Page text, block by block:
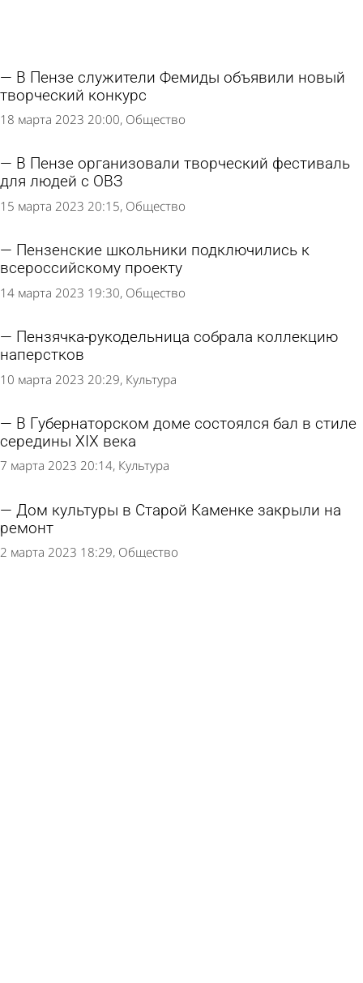
В Пензе служители Фемиды объявили новый
творческий конкурс
18 марта 2023 20:00 Общество
В Пензе организовали творческий фестиваль
для людей с ОВЗ
15 марта 2023 20:15 Общество
Пензенские школьники подключились к
всероссийскому проекту
14 марта 2023 19:30 Общество
Пензячка-рукодельница собрала коллекцию
наперстков
10 марта 2023 20:29 Культура
В Губернаторском доме состоялся бал в стиле
середины XIX века
7 марта 2023 20:14 Культура
Дом культуры в Старой Каменке закрыли на
ремонт
2 марта 2023 18:29 Общество